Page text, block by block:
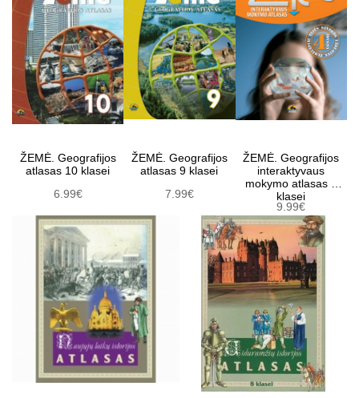
ŽEMĖ. Geografijos
atlasas 10 klasei
6.99€
ŽEMĖ. Geografijos
atlasas 9 klasei
7.99€
ŽEMĖ. Geografijos
interaktyvaus
mokymo atlasas 6
klasei
9.99€